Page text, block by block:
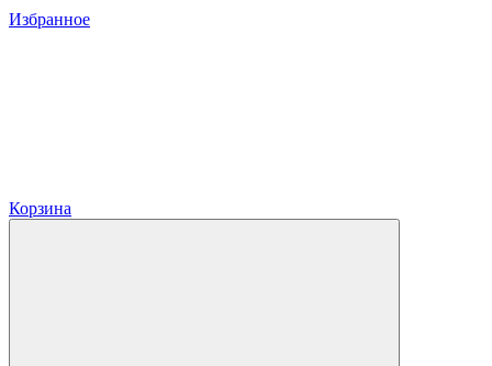
Избранное
Корзина